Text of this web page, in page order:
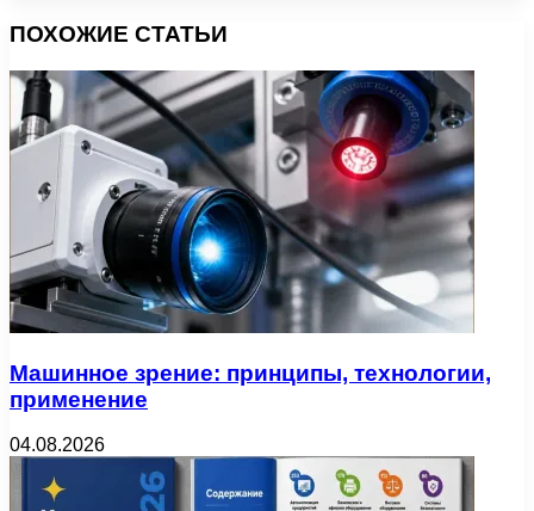
ПОХОЖИЕ СТАТЬИ
Машинное зрение: принципы, технологии,
применение
04.08.2026